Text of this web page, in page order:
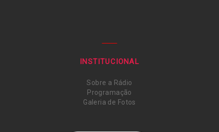
INSTITUCIONAL
Sobre a Rádio
Programação
Galeria de Fotos